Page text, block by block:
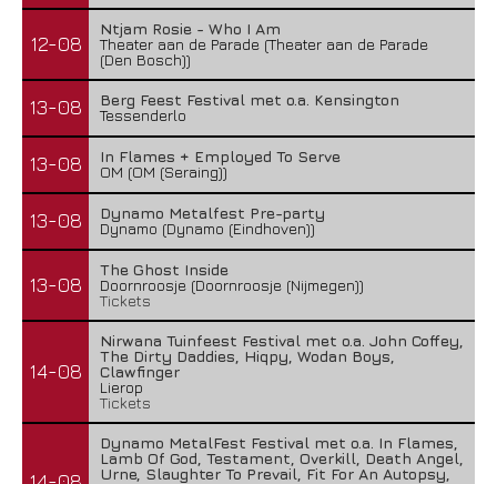
12-08
Ntjam Rosie - Who I Am
Theater aan de Parade (Theater aan de Parade
(Den Bosch))
13-08
Berg Feest Festival met o.a. Kensington
Tessenderlo
13-08
In Flames + Employed To Serve
OM (OM (Seraing))
13-08
Dynamo Metalfest Pre-party
Dynamo (Dynamo (Eindhoven))
13-08
The Ghost Inside
Doornroosje (Doornroosje (Nijmegen))
Tickets
14-08
Nirwana Tuinfeest Festival met o.a. John Coffey,
The Dirty Daddies, Hiqpy, Wodan Boys,
Clawfinger
Lierop
Tickets
Dynamo MetalFest Festival met o.a. In Flames,
Lamb Of God, Testament, Overkill, Death Angel,
Urne, Slaughter To Prevail, Fit For An Autopsy,